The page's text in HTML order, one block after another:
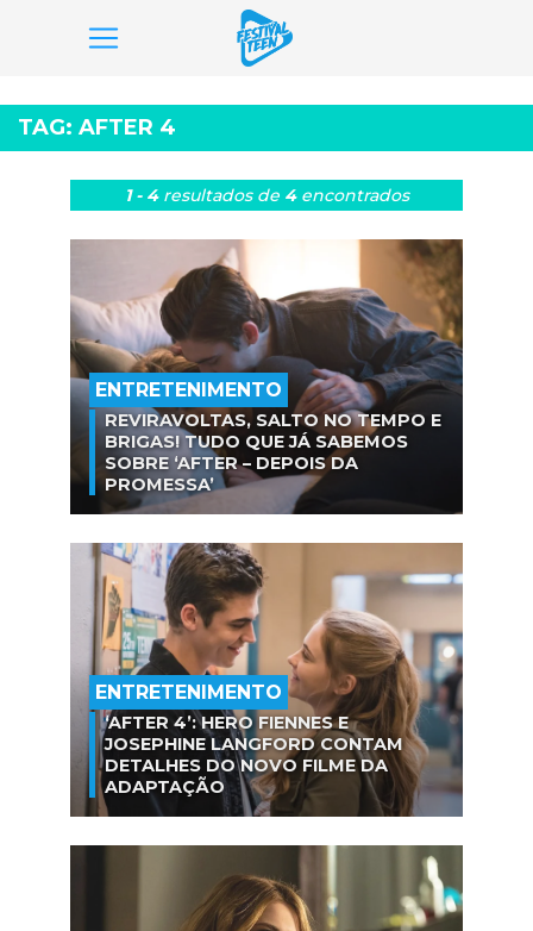
para
o
conteúdo
TAG: AFTER 4
1 - 4resultados de 4encontrados
ENTRETENIMENTO
REVIRAVOLTAS, SALTO NO TEMPO E
BRIGAS! TUDO QUE JÁ SABEMOS
SOBRE ‘AFTER – DEPOIS DA
PROMESSA’
ENTRETENIMENTO
‘AFTER 4’: HERO FIENNES E
JOSEPHINE LANGFORD CONTAM
DETALHES DO NOVO FILME DA
ADAPTAÇÃO